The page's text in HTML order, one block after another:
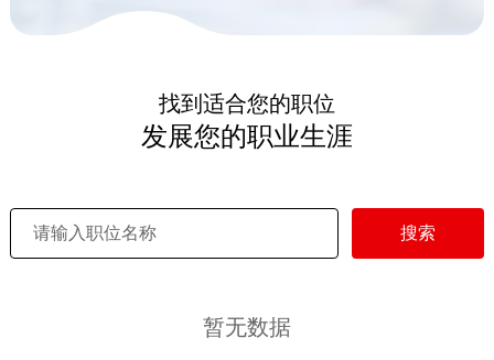
找到适合您的职位
发展您的职业生涯
搜索
暂无数据